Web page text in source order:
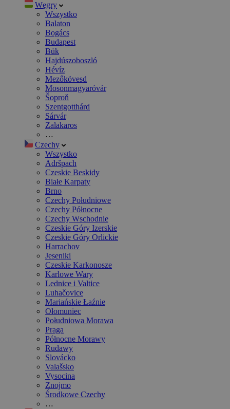
Węgry
Wszystko
Balaton
Bogács
Budapest
Bük
Hajdúszoboszló
Hévíz
Mezőkövesd
Mosonmagyaróvár
Šoproň
Szentgotthárd
Sárvár
Zalakaros
…
Czechy
Wszystko
Adršpach
Czeskie Beskidy
Białe Karpaty
Brno
Czechy Południowe
Czechy Północne
Czechy Wschodnie
Czeskie Góry Izerskie
Czeskie Góry Orlickie
Harrachov
Jeseniki
Czeskie Karkonosze
Karlowe Wary
Lednice i Valtice
Luhačovice
Mariańskie Łaźnie
Ołomuniec
Południowa Morawa
Praga
Północne Morawy
Rudawy
Slovácko
Valašsko
Vysocina
Znojmo
Środkowe Czechy
…